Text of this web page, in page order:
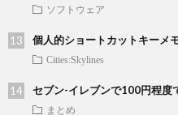
ソフトウェア
個人的ショートカットキー
Cities:Skylines
セブン-イレブンで100円程度
まとめ